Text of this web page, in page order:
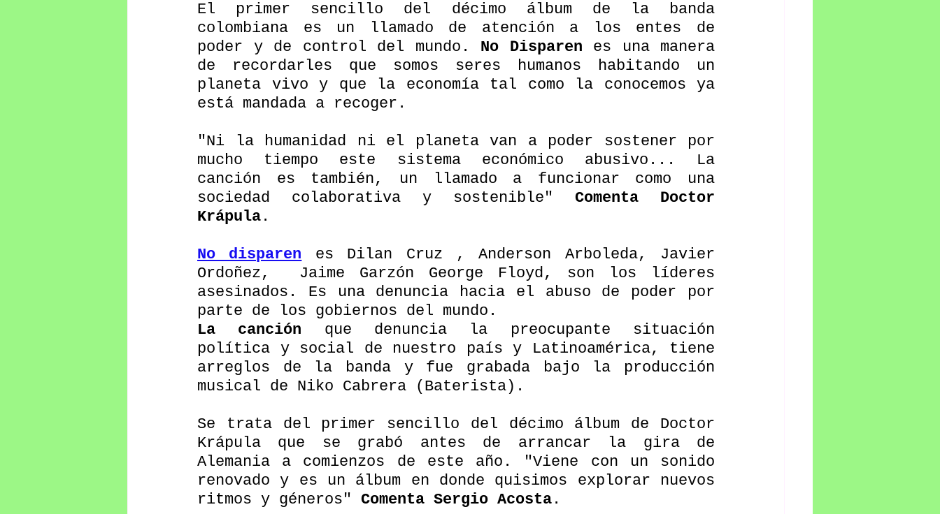
El primer sencillo del décimo álbum de la banda
colombiana es un llamado de atención a los entes de
poder y de control del mundo. No Disparen es una manera
de recordarles que somos seres humanos habitando un
planeta vivo y que la economía tal como la conocemos ya
está mandada a recoger.
"Ni la humanidad ni el planeta van a poder sostener por
mucho tiempo este sistema económico abusivo... La
canción es también, un llamado a funcionar como una
sociedad colaborativa y sostenible" Comenta Doctor
Krápula .
No disparen es Dilan Cruz , Anderson Arboleda, Javier
Ordoñez,  Jaime Garzón George Floyd, son los líderes
asesinados. Es una denuncia hacia el abuso de poder por
parte de los gobiernos del mundo.
La canción que denuncia la preocupante situación
política y social de nuestro país y Latinoamérica, tiene
arreglos de la banda y fue grabada bajo la producción
musical de Niko Cabrera (Baterista).
Se trata del primer sencillo del décimo álbum de Doctor
Krápula que se grabó antes de arrancar la gira de
Alemania a comienzos de este año. "Viene con un sonido
renovado y es un álbum en donde quisimos explorar nuevos
ritmos y géneros" Comenta Sergio Acosta .